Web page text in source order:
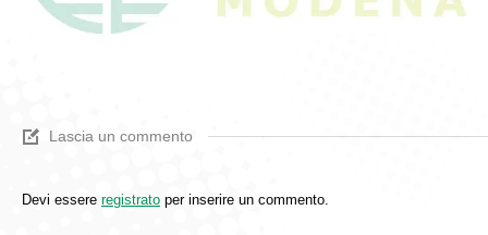
Lascia un commento
Devi essere registrato per inserire un commento.